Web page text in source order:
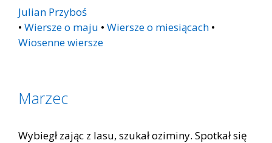
Julian Przyboś
• Wiersze o maju • Wiersze o miesiącach •
Wiosenne wiersze
Marzec
Wybiegł zając z lasu, szukał oziminy. Spotkał się